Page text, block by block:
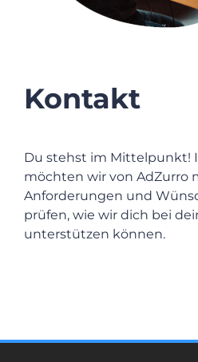
Kontakt
Du stehst im Mittelpunkt!
möchten wir von AdZurro
Anforderungen und
prüfen, wie wir dich bei
unterstützen können.